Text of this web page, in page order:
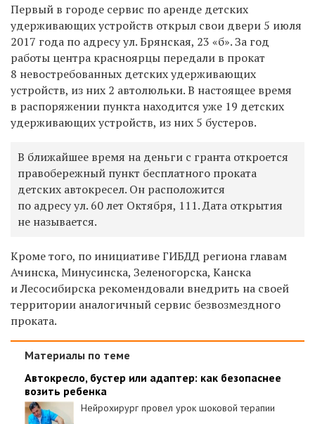
Первый в городе сервис по аренде детских
удерживающих устройств открыл свои двери 5 июля
2017 года по адресуул. Брянская, 23 «б».За год
работы центра красноярцы передали в прокат
8 невостребованных детских удерживающих
устройств, из них 2 автолюльки. В настоящее время
в распоряжении пункта находится уже 19 детских
удерживающих устройств, из них 5 бустеров.
В ближайшее время на деньги с гранта откроется
правобережный пункт бесплатного проката
детских автокресел. Он расположится
по адресу ул. 60 лет Октября, 111. Дата открытия
не называется.
Кроме того, по инициативе ГИБДД региона главам
Ачинска, Минусинска, Зеленогорска, Канска
и Лесосибирска рекомендовали внедрить на своей
территории аналогичный сервис безвозмездного
проката.
Материалы по теме
Автокресло, бустер или адаптер: как безопаснее
возить ребенка
Нейрохирург провел урок шоковой терапии